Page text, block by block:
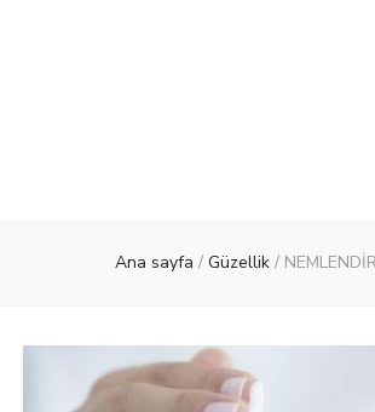
Ana sayfa / Güzellik /